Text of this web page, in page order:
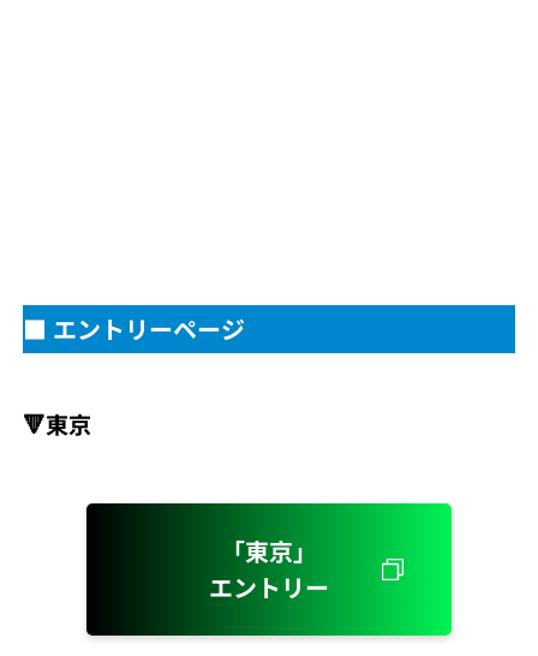
■ エントリーページ
🔻東京
「東京」
エントリー